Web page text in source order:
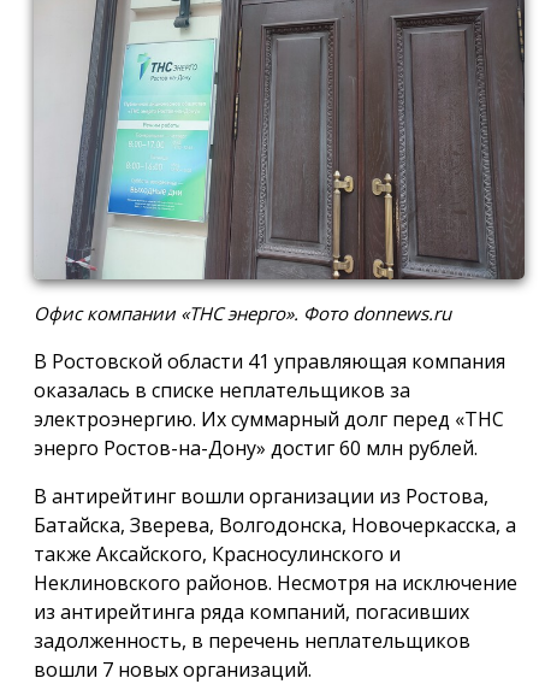
Офис компании «ТНС энерго». Фото donnews.ru
В Ростовской области 41 управляющая компания
оказалась в списке неплательщиков за
электроэнергию. Их суммарный долг перед «ТНС
энерго Ростов-на-Дону» достиг 60 млн рублей.
В антирейтинг вошли организации из Ростова,
Батайска, Зверева, Волгодонска, Новочеркасска, а
также Аксайского, Красносулинского и
Неклиновского районов. Несмотря на исключение
из антирейтинга ряда компаний, погасивших
задолженность, в перечень неплательщиков
вошли 7 новых организаций.